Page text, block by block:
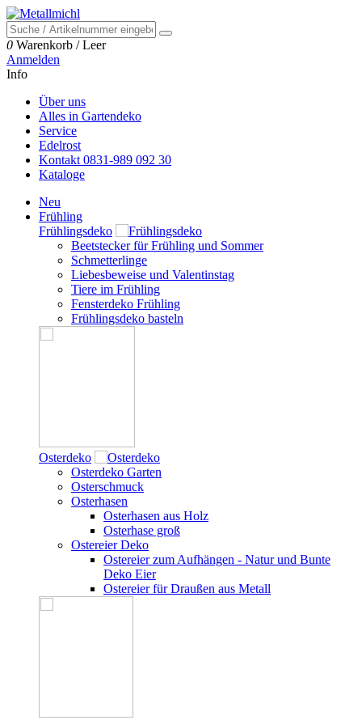
0 Warenkorb /Leer
Anmelden
Info
Über uns
Alles in Gartendeko
Service
Edelrost
Kontakt 0831-989 092 30
Kataloge
Neu
Frühling
Frühlingsdeko
Beetstecker für Frühling und Sommer
Schmetterlinge
Liebesbeweise und Valentinstag
Tiere im Frühling
Fensterdeko Frühling
Frühlingsdeko basteln
Osterdeko
Osterdeko Garten
Osterschmuck
Osterhasen
Osterhasen aus Holz
Osterhase groß
Ostereier Deko
Ostereier zum Aufhängen - Natur und Bunte
Deko Eier
Ostereier für Draußen aus Metall